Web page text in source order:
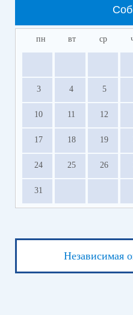
пн вт ср
3 4 5
10 11 12
17 18 19
24 25 26
31
Независимая